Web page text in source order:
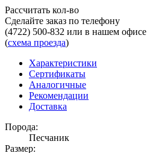
Рассчитать кол-во
Сделайте заказ по телефону
(4722) 500-832 или в нашем офисе
(схема проезда)
Характеристики
Сертификаты
Аналогичные
Рекомендации
Доставка
Порода:
Песчаник
Размер: